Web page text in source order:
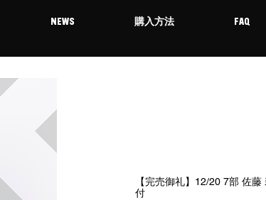
NEWS 購入方法 FAQ
【完売御礼】12/20 7部 佐
付